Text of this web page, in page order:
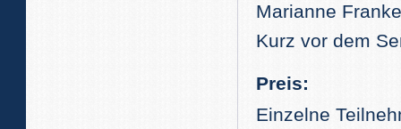
Marianne
Kurz vor dem
Preis:
Einzelne